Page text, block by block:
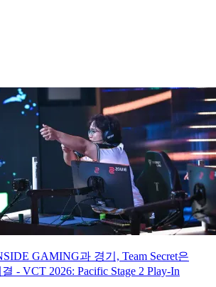
GAMING과 경기, Team Secret은
- VCT 2026: Pacific Stage 2 Play-In